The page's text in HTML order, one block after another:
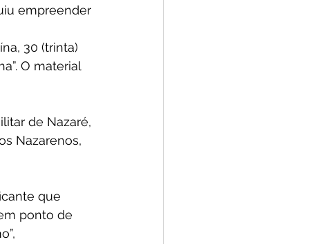
empreender
30 (trinta)
O material
de Nazaré,
Nazarenos,
que
ponto de